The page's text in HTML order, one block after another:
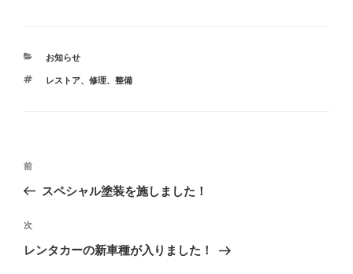
カ
ゴ
お知らせ
タ
レストア、 修理、 整備
投
ナ
ビ
ゲ
前
の
稿
前
スペシャル塗装を施しました！
次
の
次
レンタカーの新車種が入りました！